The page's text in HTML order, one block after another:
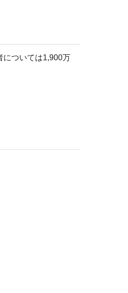
については1,900万